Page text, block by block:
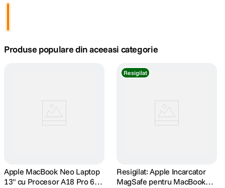
4. peak design
9. insta 360
Produse populare din aceeasi categorie
Apple MacBook Neo Laptop
13" cu Procesor A18 Pro 6
Resigilat
Resigilat: Apple Incarcator
MagSafe pentru MacBook